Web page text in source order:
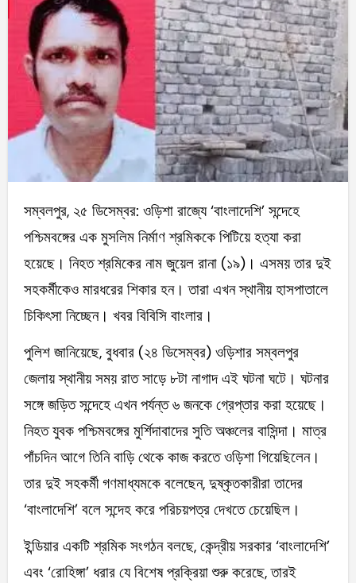
সম্বলপুর, ২৫ ডিসেম্বর: ওড়িশা রাজ্যে ‘বাংলাদেশি’ সন্দেহে
পশ্চিমবঙ্গের এক মুসলিম নির্মাণ শ্রমিককে পিটিয়ে হত্যা করা
হয়েছে। নিহত শ্রমিকের নাম জুয়েল রানা (১৯)। এসময় তার দুই
সহকর্মীকেও মারধরের শিকার হন। তারা এখন স্থানীয় হাসপাতালে
চিকিৎসা নিচ্ছেন। খবর বিবিসি বাংলার।
পুলিশ জানিয়েছে, বুধবার (২৪ ডিসেম্বর) ওড়িশার সম্বলপুর
জেলায় স্থানীয় সময় রাত সাড়ে ৮টা নাগাদ এই ঘটনা ঘটে। ঘটনার
সঙ্গে জড়িত সন্দেহে এখন পর্যন্ত ৬ জনকে গ্রেপ্তার করা হয়েছে।
নিহত যুবক পশ্চিমবঙ্গের মুর্শিদাবাদের সুতি অঞ্চলের বাসিন্দা। মাত্র
পাঁচদিন আগে তিনি বাড়ি থেকে কাজ করতে ওড়িশা গিয়েছিলেন।
তার দুই সহকর্মী গণমাধ্যমকে বলেছেন, দুষ্কৃতকারীরা তাদের
‘বাংলাদেশি’ বলে সন্দেহ করে পরিচয়পত্র দেখতে চেয়েছিল।
ইন্ডিয়ার একটি শ্রমিক সংগঠন বলছে, কেন্দ্রীয় সরকার ‘বাংলাদেশি’
এবং ‘রোহিঙ্গা’ ধরার যে বিশেষ প্রক্রিয়া শুরু করেছে, তারই